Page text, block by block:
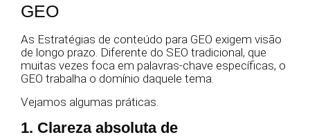
GEO
As Estratégias de conteúdo para GEO exigem visão
de longo prazo. Diferente do SEO tradicional, que
muitas vezes foca em palavras-chave específicas, o
GEO trabalha o domínio daquele tema.
Vejamos algumas práticas.
1. Clareza absoluta de